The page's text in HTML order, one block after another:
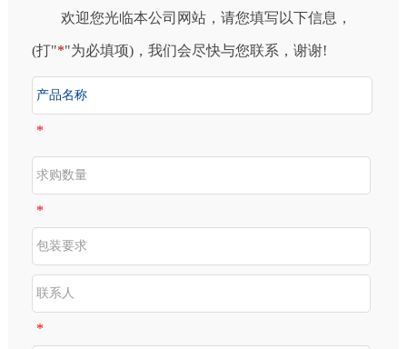
欢迎您光临本公司网站，请您填写以下信息，
(打"*"为必填项)，我们会尽快与您联系，谢谢!
*
*
*